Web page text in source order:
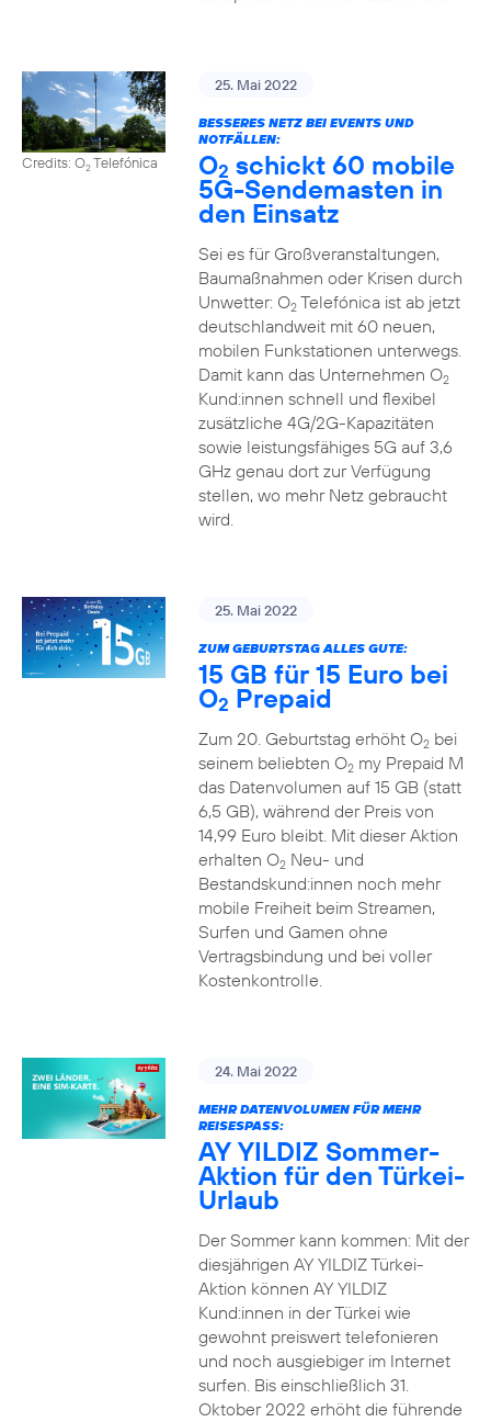
Credits: O2Telefónica
25. Mai 2022
BESSERES NETZ BEI EVENTS UND
NOTFÄLLEN:
O2 schickt 60 mobile
5G-Sendemasten in
den Einsatz
Sei es für Großveranstaltungen,
Baumaßnahmen oder Krisen durch
Unwetter: O2Telefónica ist ab jetzt
deutschlandweit mit 60 neuen,
mobilen Funkstationen unterwegs.
Damit kann das Unternehmen O2
Kund:innen schnell und flexibel
zusätzliche 4G/2G-Kapazitäten
sowie leistungsfähiges 5G auf 3,6
GHz genau dort zur Verfügung
stellen, wo mehr Netz gebraucht
wird.
25. Mai 2022
ZUM GEBURTSTAG ALLES GUTE:
15 GB für 15 Euro bei
O2 Prepaid
Zum 20. Geburtstag erhöht O2bei
seinem beliebten O2my Prepaid M
das Datenvolumen auf 15 GB (statt
6,5 GB), während der Preis von
14,99 Euro bleibt. Mit dieser Aktion
erhalten O2Neu- und
Bestandskund:innen noch mehr
mobile Freiheit beim Streamen,
Surfen und Gamen ohne
Vertragsbindung und bei voller
Kostenkontrolle.
24. Mai 2022
MEHR DATENVOLUMEN FÜR MEHR
REISESPASS:
AY YILDIZ Sommer-
Aktion für den Türkei-
Urlaub
Der Sommer kann kommen: Mit der
diesjährigen AY YILDIZ Türkei-
Aktion können AY YILDIZ
Kund:innen in der Türkei wie
gewohnt preiswert telefonieren
und noch ausgiebiger im Internet
surfen. Bis einschließlich 31.
Oktober 2022 erhöht die führende